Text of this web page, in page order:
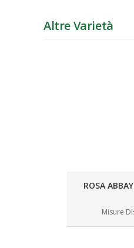
Altre Varietà
ROSA
Misure